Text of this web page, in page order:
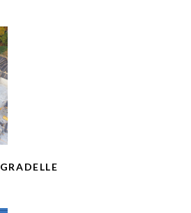
GRADELLE